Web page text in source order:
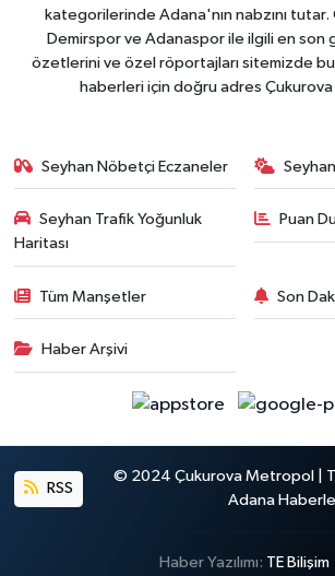
kategorilerinde Adana'nın nabzını
Demirspor ve Adanaspor ile ilgili en son
özetlerini ve özel röportajları sitemizde
haberleri için doğru adres
Seyhan Nöbetçi Eczaneler
Seyhan Trafik Yoğunluk
Haritası
Puan
Tüm Manşetler Son
Haber Arşivi
RSS
© 2024 Çukurova Metropol |
Adana
Haber Yazılımı: TE Bilişim